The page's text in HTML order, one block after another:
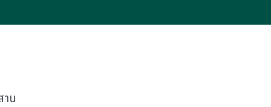
าน